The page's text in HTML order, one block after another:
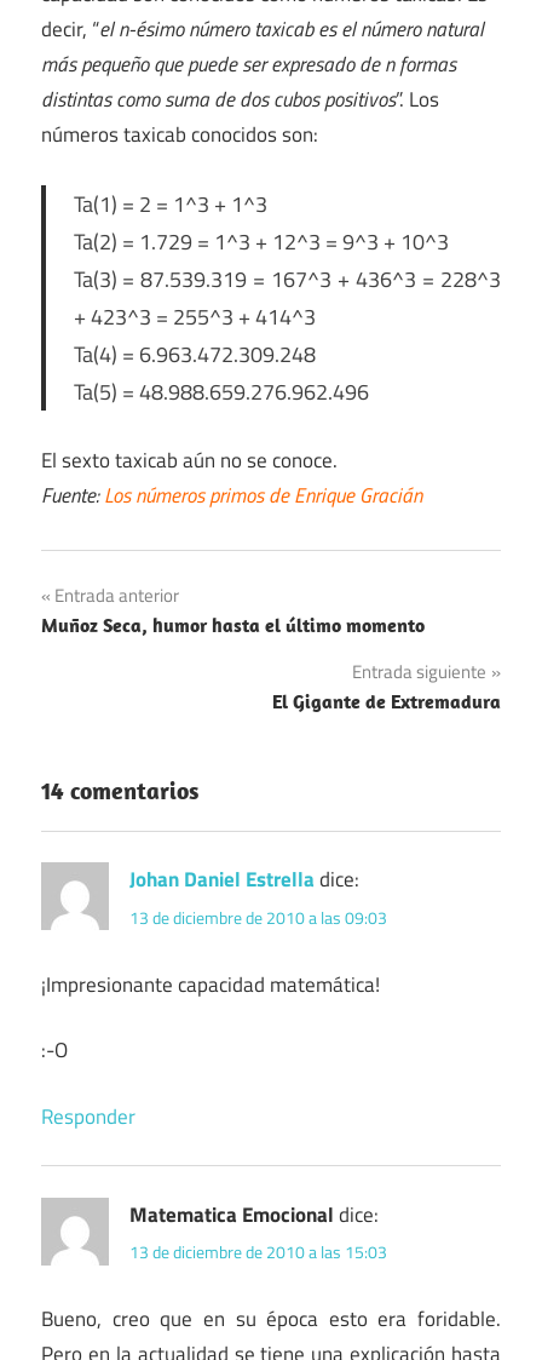
decir, “el n-ésimo número taxicab es el número natural
más pequeño que puede ser expresado de n formas
distintas como suma de dos cubos positivos”. Los
números taxicab conocidos son:
Ta(1) = 2 = 1^3 + 1^3
Ta(2) = 1.729 = 1^3 + 12^3 = 9^3 + 10^3
Ta(3) = 87.539.319 = 167^3 + 436^3 = 228^3
+ 423^3 = 255^3 + 414^3
Ta(4) = 6.963.472.309.248
Ta(5) = 48.988.659.276.962.496
El sexto taxicab aún no se conoce.
Fuente:Los números primos de Enrique Gracián
Navegación
de
Entrada anterior
Muñoz Seca, humor hasta el último momento
Entrada siguiente
El Gigante de Extremadura
14 comentarios
Johan Daniel Estrelladice:
13 de diciembre de 2010 a las 09:03
¡Impresionante capacidad matemática!
:-O
Responder
Matematica Emocionaldice:
13 de diciembre de 2010 a las 15:03
Bueno, creo que en su época esto era foridable.
Pero en la actualidad se tiene una explicación hasta